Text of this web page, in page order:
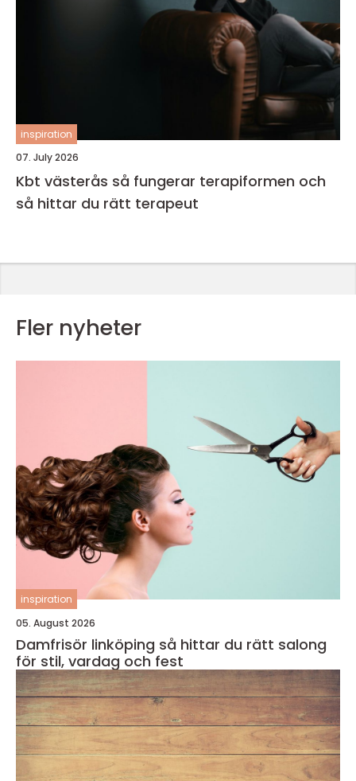
inspiration
07. July 2026
Kbt västerås så fungerar terapiformen och
så hittar du rätt terapeut
Fler nyheter
inspiration
05. August 2026
Damfrisör linköping så hittar du rätt salong
för stil, vardag och fest